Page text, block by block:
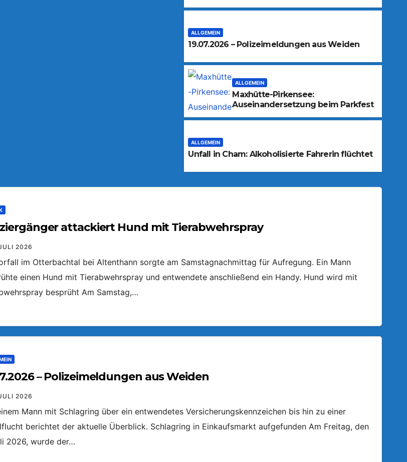
ALLGEMEIN
19.07.2026 – Polizeimeldungen aus Weiden
ALLGEMEIN
Maxhütte-Pirkensee:
Auseinandersetzung beim Parkfest
ALLGEMEIN
Unfall in Cham: Alkoholisierte Fahrerin flüchtet
attackiert Hund mit Tierabwehrspray
2026
im Otterbachtal bei Altenthann sorgte am Samstagnachmittag für Aufregung. Ein Mann
einen Hund mit Tierabwehrspray und entwendete anschließend ein Handy. Hund wird mit
besprüht Am Samstag,…
– Polizeimeldungen aus Weiden
2026
Mann mit Schlagring über ein entwendetes Versicherungskennzeichen bis hin zu einer
berichtet der aktuelle Überblick. Schlagring in Einkaufsmarkt aufgefunden Am Freitag, den
2026, wurde der…